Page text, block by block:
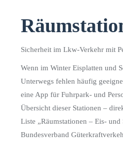
Sicherheit im Lkw-Verkehr mit
Wenn im Winter Eisplatten und
Unterwegs fehlen häufig
eine App für Fuhrpark- und
Übersicht dieser Stationen –
Liste „Räumstationen – Eis-
Bundesverband